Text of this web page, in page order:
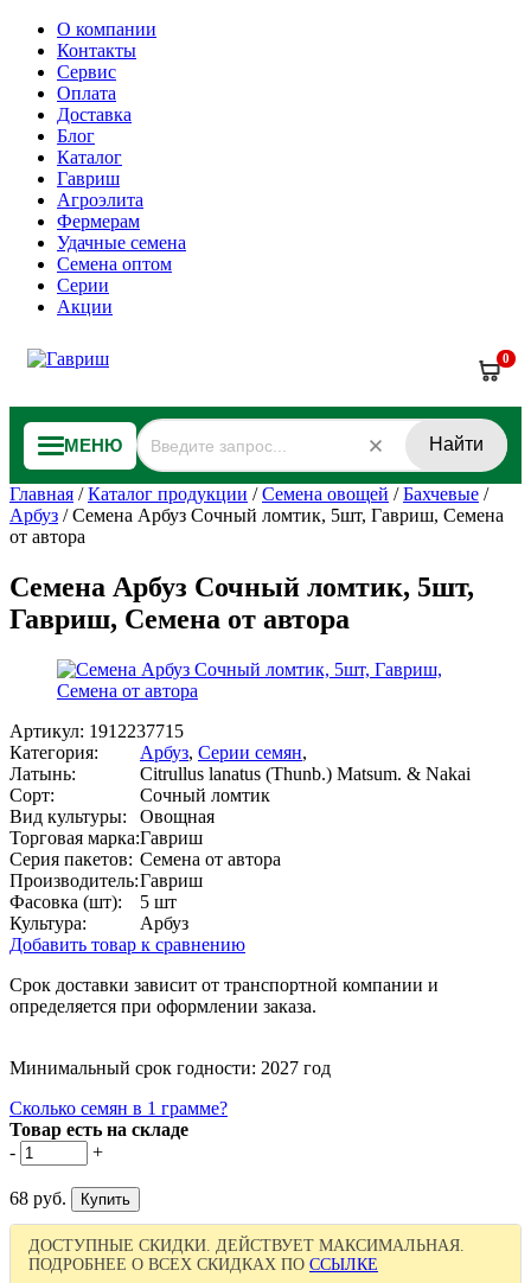
О компании
Контакты
Сервис
Оплата
Доставка
Блог
Каталог
Гавриш
Агроэлита
Фермерам
Удачные семена
Семена оптом
Серии
Акции
0
МЕНЮ Найти
Главная /Каталог продукции /Семена овощей /Бахчевые /
Арбуз /Семена Арбуз Сочный ломтик, 5шт, Гавриш, Семена
от автора
Семена Арбуз Сочный ломтик, 5шт,
Гавриш, Семена от автора
Артикул: 1912237715
Категория:
Арбуз, Серии семян,
Латынь:
Citrullus lanatus (Thunb.) Matsum. & Nakai
Сорт:
Сочный ломтик
Вид культуры:
Овощная
Торговая марка:Гавриш
Серия пакетов: Семена от автора
Производитель:Гавриш
Фасовка (шт):
5 шт
Культура:
Арбуз
Добавить товар к сравнению
Срок доставки зависит от транспортной компании и
определяется при оформлении заказа.
Минимальный срок годности: 2027 год
Сколько семян в 1 грамме?
Товар есть на складе
-
+
68 руб.
ДОСТУПНЫЕ СКИДКИ. ДЕЙСТВУЕТ МАКСИМАЛЬНАЯ.
ПОДРОБНЕЕ О ВСЕХ СКИДКАХ ПО ССЫЛКЕ